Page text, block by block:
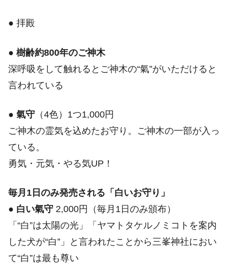
● 拝殿
● 樹齢約800年のご神木
深呼吸をして触れるとご神木の“氣”がいただけると
言われている
● 氣守 （4色）1つ1,000円
ご神木の霊気を込めたお守り。ご神木の一部が入っ
ている。
勇気・元気・やる気UP！
毎月1日のみ発売される「白いお守り」
● 白い氣守 2,000円（毎月1日のみ頒布）
「“白”は太陽の光」「ヤマトタケルノミコトを案内
した犬が“白”」と言われたことから三峯神社におい
て“白”は最も尊い